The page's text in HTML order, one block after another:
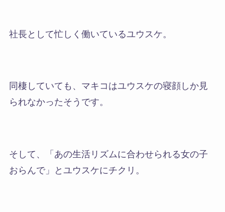
社長として忙しく働いているユウスケ。
同棲していても、マキコはユウスケの寝顔しか見
られなかったそうです。
そして、「あの生活リズムに合わせられる女の子
おらんで」とユウスケにチクリ。